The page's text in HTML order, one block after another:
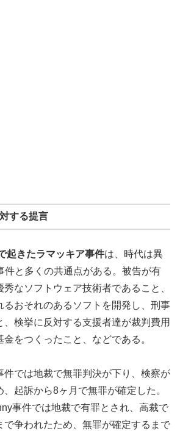
する提言
起きたラマッキア事件は、時代は異
件と多くの共通点がある。被告が有
なソフトウェア技術者であること、
るおそれのあるソフトを開発し、刑事
検挙に反対する支援者達が裁判費用
をつくったこと、などである。
件では地裁で無罪判決が下り、検察が
起訴から8ヶ月で無罪が確定した。
事件では地裁で有罪とされ、高裁で
で争われたため、無罪が確定するまで